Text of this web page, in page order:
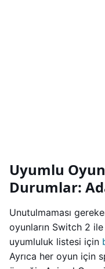
Uyumlu
Durumlar:
Unutulmaması
oyunların Switch 2 ile
uyumluluk listesi için
Ayrıca her oyun için